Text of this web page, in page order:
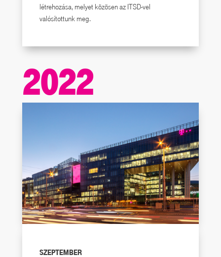
létrehozása, melyet közösen az ITSD-vel
valósítottunk meg.
2022
SZEPTEMBER